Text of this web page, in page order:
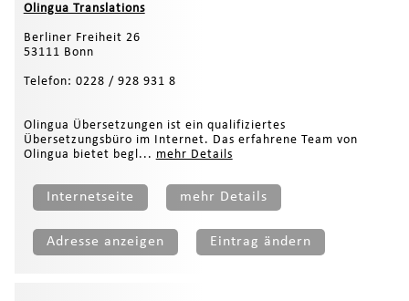
Olingua Translations
Berliner Freiheit 26
53111 Bonn
Telefon: 0228 / 928 931 8
Olingua Übersetzungen ist ein qualifiziertes
Übersetzungsbüro im Internet. Das erfahrene Team von
Olingua bietet begl... mehr Details
Internetseite mehr Details
Adresse anzeigen Eintrag ändern